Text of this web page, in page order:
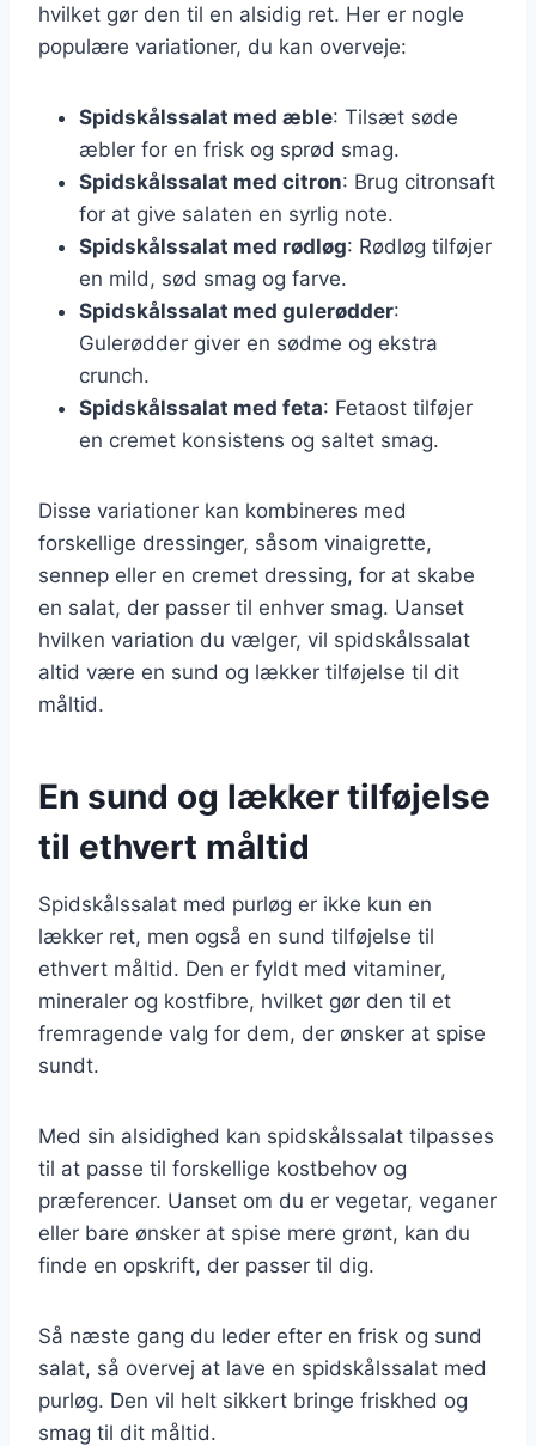
hvilket gør den til en alsidig ret. Her er nogle
populære variationer, du kan overveje:
Spidskålssalat med æble: Tilsæt søde
æbler for en frisk og sprød smag.
Spidskålssalat med citron: Brug citronsaft
for at give salaten en syrlig note.
Spidskålssalat med rødløg: Rødløg tilføjer
en mild, sød smag og farve.
Spidskålssalat med gulerødder:
Gulerødder giver en sødme og ekstra
crunch.
Spidskålssalat med feta: Fetaost tilføjer
en cremet konsistens og saltet smag.
Disse variationer kan kombineres med
forskellige dressinger, såsom vinaigrette,
sennep eller en cremet dressing, for at skabe
en salat, der passer til enhver smag. Uanset
hvilken variation du vælger, vil spidskålssalat
altid være en sund og lækker tilføjelse til dit
måltid.
En sund og lækker tilføjelse
til ethvert måltid
Spidskålssalat med purløg er ikke kun en
lækker ret, men også en sund tilføjelse til
ethvert måltid. Den er fyldt med vitaminer,
mineraler og kostfibre, hvilket gør den til et
fremragende valg for dem, der ønsker at spise
sundt.
Med sin alsidighed kan spidskålssalat tilpasses
til at passe til forskellige kostbehov og
præferencer. Uanset om du er vegetar, veganer
eller bare ønsker at spise mere grønt, kan du
finde en opskrift, der passer til dig.
Så næste gang du leder efter en frisk og sund
salat, så overvej at lave en spidskålssalat med
purløg. Den vil helt sikkert bringe friskhed og
smag til dit måltid.